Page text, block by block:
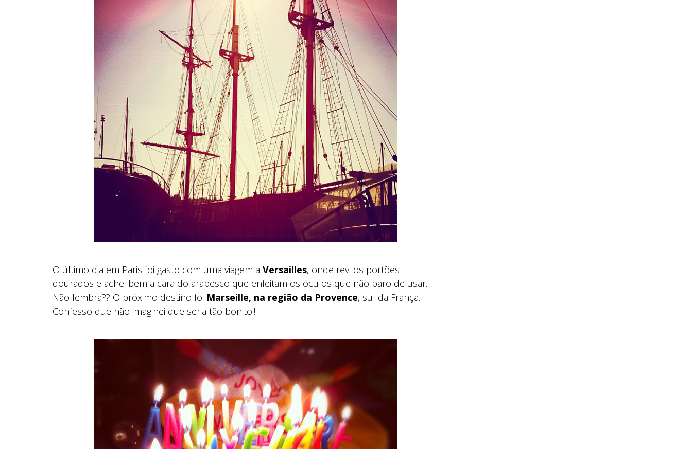
O último dia em Paris foi gasto com uma viagem a Versailles, onde revi os portões
dourados e achei bem a cara do arabesco que enfeitam os óculos que não paro de usar.
Não lembra?? O próximo destino foi Marseille, na região da Provence, sul da França.
Confesso que não imaginei que seria tão bonito!!